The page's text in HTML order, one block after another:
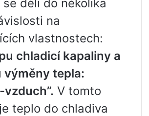
dělí do několika
na
vlastnostech:
chladicí kapaliny a
výměny tepla:
V tomto
teplo do chladiva